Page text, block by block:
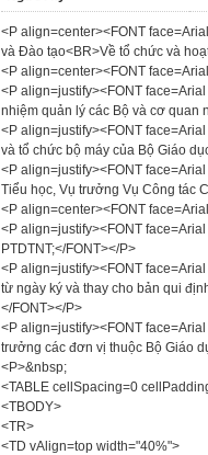
<P align=center><FONT
và Đào tạo<BR>Về tổ chức và
<P align=center><FONT
<P align=justify><FONT
nhiệm quản lý các Bộ và cơ quan
<P align=justify><FONT
và tổ chức bộ máy của Bộ Giáo
<P align=justify><FONT
Tiểu học, Vụ trưởng Vụ Công tác
<P align=center><FONT
<P align=justify><FONT
PTDTNT;</FONT></P>
<P align=justify><FONT
từ ngày ký và thay cho bản qui
</FONT></P>
<P align=justify><FONT
trưởng các đơn vị thuộc Bộ Giáo
<P>&nbsp;
<TABLE cellSpacing=0
<TBODY>
<TR>
<TD vAlign=top width="40%">